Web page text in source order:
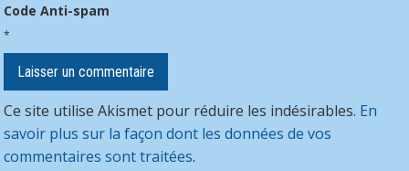
Code Anti-spam
*
Ce site utilise Akismet pour réduire les indésirables. En
savoir plus sur la façon dont les données de vos
commentaires sont traitées.